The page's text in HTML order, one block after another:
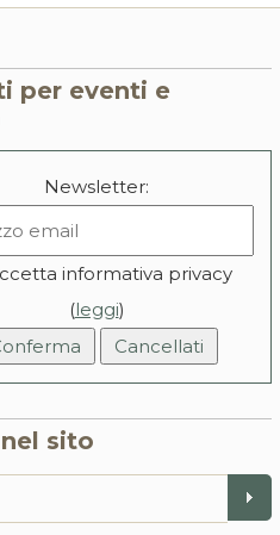
per eventi e
Newsletter:
informativa privacy
(leggi)
sito